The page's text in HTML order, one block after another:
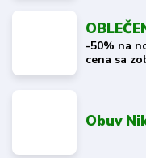
-50% na
cena sa
Obuv